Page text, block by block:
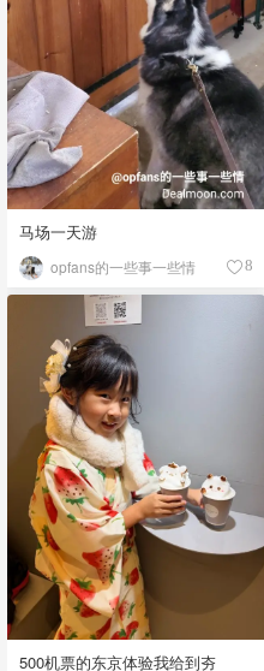
马场一天游
opfans的一些事一些情 8
500机票的东京体验我给到夯